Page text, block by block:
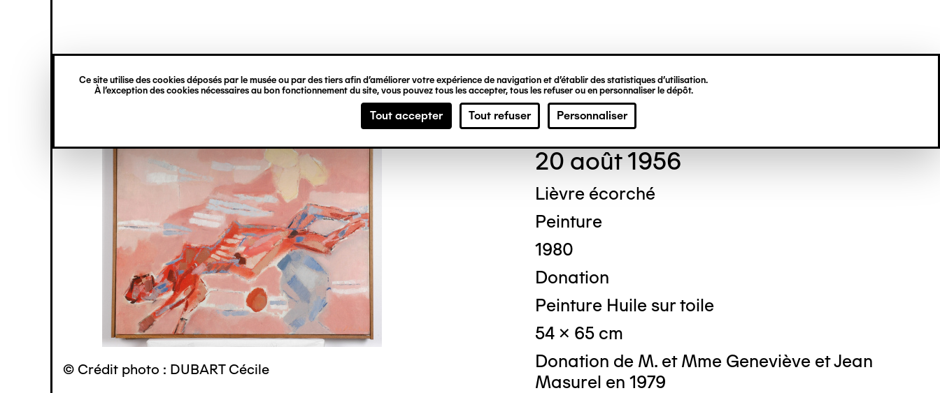
Ce site utilise des cookies déposés par le musée ou par des tiers afin d’améliorer votre expérience de navigation et d’établir des statistiques d’utilisation.
À l’exception des cookies nécessaires au bon fonctionnement du site, vous pouvez tous les accepter, tous les refuser ou en personnaliser le dépôt.
Tout accepter Tout refuser Personnaliser
principal
verticale
© Crédit photo : DUBART Cécile
Arthur VAN HECKE
20 août 1956
Lièvre écorché
Peinture
1980
Donation
Peinture Huile sur toile
54 x 65 cm
Donation de M. et Mme Geneviève et Jean
Masurel en 1979